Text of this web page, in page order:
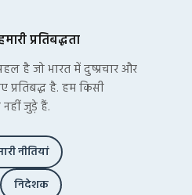
प्रतिबद्धता
है जो भारत में दुष्प्रचार और
है. हम किसी
जुड़े हैं.
नीतियां
निदेशक